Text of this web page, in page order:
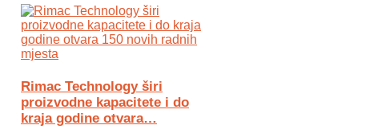
Rimac Technology širi
proizvodne kapacitete i do
kraja godine otvara…